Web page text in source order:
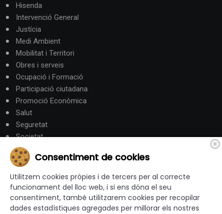
Hisenda
Intervenció General
Justícia
Medi Ambient
Mobilitat i Territori
Obres i serveis
Ocupació i Formació
Participació ciutadana
Promoció Econòmica
Salut
Seguretat
Societat
Turisme
Altres Canals
canalandorra.ad
Consentiment de cookies
Utilitzem cookies pròpies i de tercers per al correcte
funcionament del lloc web, i si ens dóna el seu
consentiment, també utilitzarem cookies per recopilar
dades estadístiques agregades per millorar els nostres